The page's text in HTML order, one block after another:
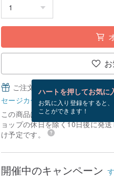
ハートを押してお気に
お気に入り登録をすると
ことができます！
ご注文完了後、無料でWebメ
セージカードとは？
この商品は「受注制作」です。
ョップの休日を除く10日後に発
け予定です。
開催中のキャンペーン